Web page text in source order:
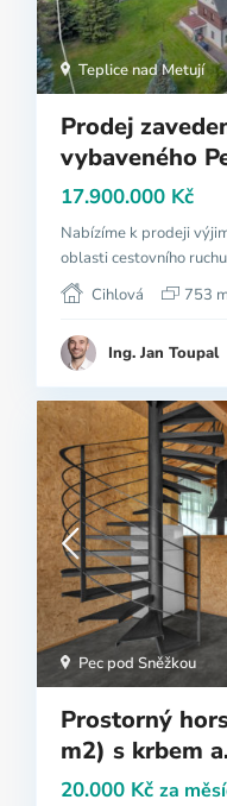
Teplice nad Metují
Prodej
vybaveného
17.900.000 Kč
Nabízíme k prodeji
oblasti cestovního
Cihlová
753
Ing. Jan Toupal
Pec pod Sněžkou
Prostorný
m2) s krbem
20.000 Kč za